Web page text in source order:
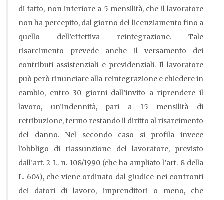
di fatto, non inferiore a 5 mensilità, che il lavoratore
non ha percepito, dal giorno del licenziamento fino a
quello dell’effettiva reintegrazione. Tale
risarcimento prevede anche il versamento dei
contributi assistenziali e previdenziali. Il lavoratore
può però rinunciare alla reintegrazione e chiedere in
cambio, entro 30 giorni dall’invito a riprendere il
lavoro, un’indennità, pari a 15 mensilità di
retribuzione, fermo restando il diritto al risarcimento
del danno. Nel secondo caso si profila invece
l’obbligo di riassunzione del lavoratore, previsto
dall’art. 2 L. n. 108/1990 (che ha ampliato l’art. 8 della
L. 604), che viene ordinato dal giudice nei confronti
dei datori di lavoro, imprenditori o meno, che